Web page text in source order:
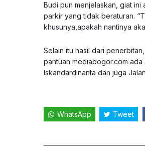
Budi pun menjelaskan, giat
parkir yang tidak beraturan.
khusunya,apakah nantinya
Selain itu hasil dari
pantuan mediabogor.com ada
Iskandardinanta dan juga
WhatsApp Tweet